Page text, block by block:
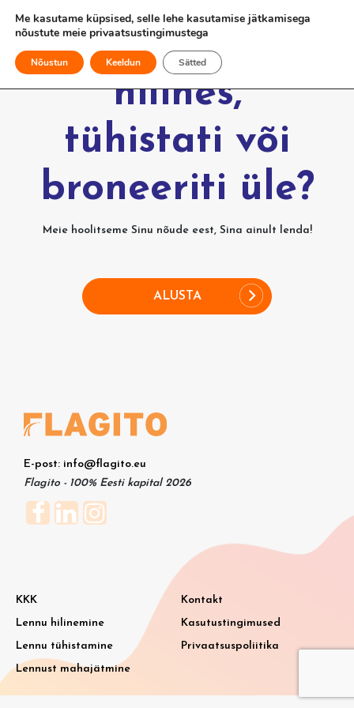
Kas Sinu lend
hilines,
tühistati või
broneeriti üle?
Meie hoolitseme Sinu nõude eest, Sina ainult lenda!
ALUSTA
E-post: info@flagito.eu
Flagito - 100% Eesti kapital 2026
KKK
Lennu hilinemine
Lennu tühistamine
Lennust mahajätmine
Kontakt
Kasutustingimused
Privaatsuspoliitika
Me kasutame küpsised, selle lehe kasutamise jätkamisega
nõustute meie privaatsustingimustega
Nõustun Keeldun Sätted